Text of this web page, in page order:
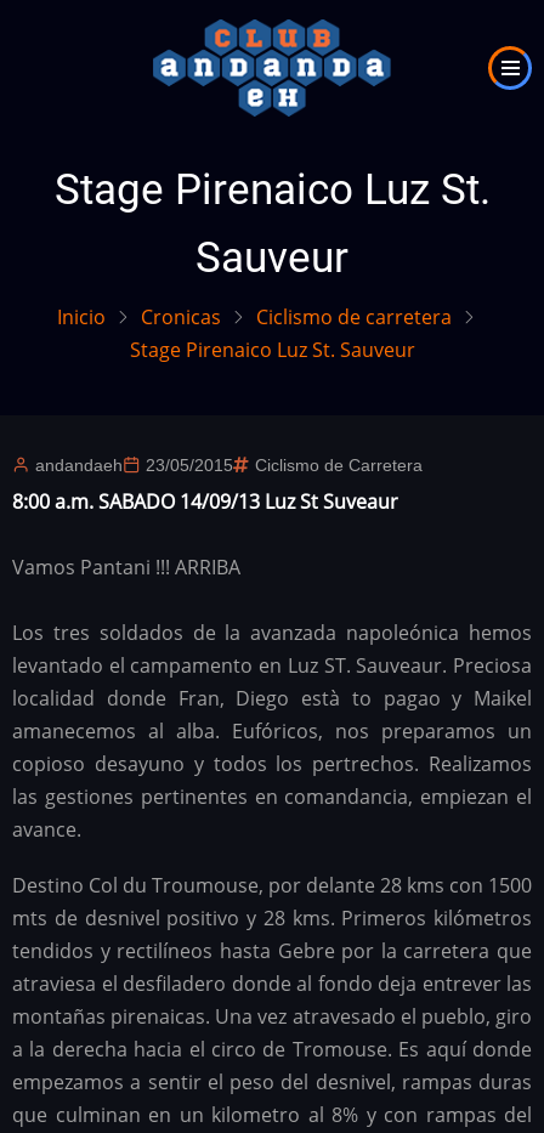
Stage Pirenaico Luz St.
Sauveur
Inicio Cronicas
Ciclismo de carretera
Stage Pirenaico Luz St. Sauveur
andandaeh 23/05/2015 Ciclismo de Carretera
8:00 a.m. SABADO 14/09/13 Luz St Suveaur
Vamos Pantani !!! ARRIBA
Los tres soldados de la avanzada napoleónica hemos
levantado el campamento en Luz ST. Sauveaur. Preciosa
localidad donde Fran, Diego està to pagao y Maikel
amanecemos al alba. Eufóricos, nos preparamos un
copioso desayuno y todos los pertrechos. Realizamos
las gestiones pertinentes en comandancia, empiezan el
avance.
Destino Col du Troumouse, por delante 28 kms con 1500
mts de desnivel positivo y 28 kms. Primeros kilómetros
tendidos y rectilíneos hasta Gebre por la carretera que
atraviesa el desfiladero donde al fondo deja entrever las
montañas pirenaicas. Una vez atravesado el pueblo, giro
a la derecha hacia el circo de Tromouse. Es aquí donde
empezamos a sentir el peso del desnivel, rampas duras
que culminan en un kilometro al 8% y con rampas del